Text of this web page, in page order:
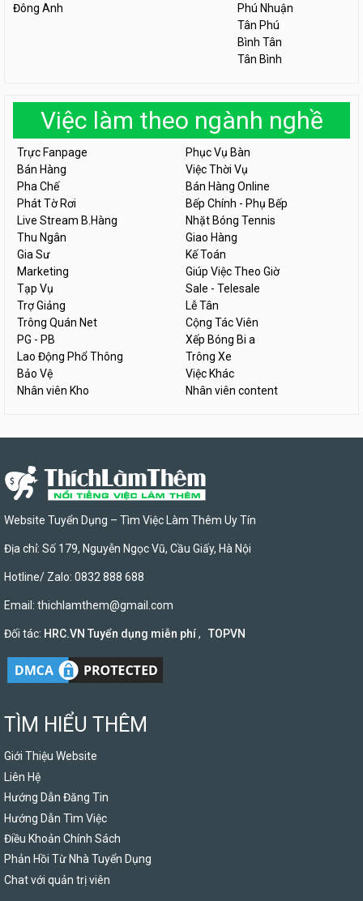
Đông Anh
Phú Nhuận
Tân Phú
Bình Tân
Tân Bình
Việc làm theo ngành nghề
Trực Fanpage
Phục Vụ Bàn
Bán Hàng
Việc Thời Vụ
Pha Chế
Bán Hàng Online
Phát Tờ Rơi
Bếp Chính - Phụ Bếp
Live Stream B.Hàng
Nhặt Bóng Tennis
Thu Ngân
Giao Hàng
Gia Sư
Kế Toán
Marketing
Giúp Việc Theo Giờ
Tạp Vụ
Sale - Telesale
Trợ Giảng
Lễ Tân
Trông Quán Net
Cộng Tác Viên
PG - PB
Xếp Bóng Bi a
Lao Động Phổ Thông
Trông Xe
Bảo Vệ
Việc Khác
Nhân viên Kho
Nhân viên content
Website Tuyển Dụng – Tìm Việc Làm Thêm Uy Tín
Địa chỉ: Số 179, Nguyễn Ngọc Vũ, Cầu Giấy, Hà Nội
Hotline/ Zalo: 0832 888 688
Email: thichlamthem@gmail.com
Đối tác: HRC.VN Tuyển dụng miễn phí, TOPVN
TÌM HIỂU THÊM
Giới Thiệu Website
Liên Hệ
Hướng Dẫn Đăng Tin
Hướng Dẫn Tìm Việc
Điều Khoản Chính Sách
Phản Hồi Từ Nhà Tuyển Dụng
Chat với quản trị viên